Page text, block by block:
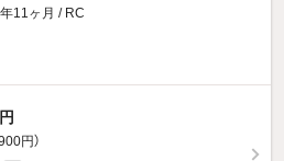
11ヶ月 / RC
円）